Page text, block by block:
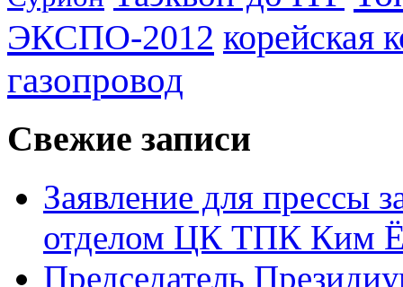
ЭКСПО-2012 корейская
газопровод
Свежие записи
Заявление для прессы
отделом ЦК ТПК Ким
Председатель